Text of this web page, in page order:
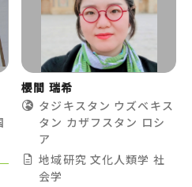
櫻間 瑞希
タジキスタン ウズベキス
タン カザフスタン ロシ
ア
地域研究 文化人類学 社
会学